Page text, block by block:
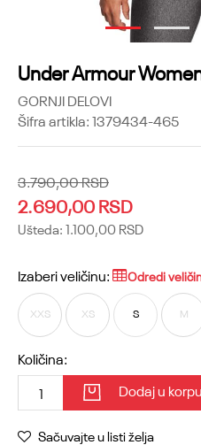
1 2
Under Armour
GORNJI DELOVI
Šifra artikla:1379434-465
3.790,00RSD
2.690,00RSD
Ušteda: 1.100,00 RSD
Izaberi veličinu: Odredi
XXS XS S M
Količina:
Dodaj u korpu
Sačuvajte u listi želja